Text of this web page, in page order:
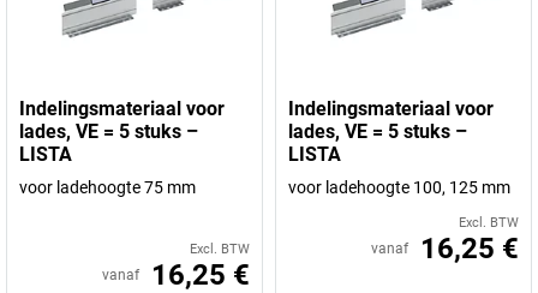
Indelingsmateriaal voor
lades, VE = 5 stuks –
LISTA
voor ladehoogte 75 mm
Excl. BTW
vanaf 16,25 €
Indelingsmateriaal voor
lades, VE = 5 stuks –
LISTA
voor ladehoogte 100, 125 mm
Excl. BTW
vanaf 16,25 €